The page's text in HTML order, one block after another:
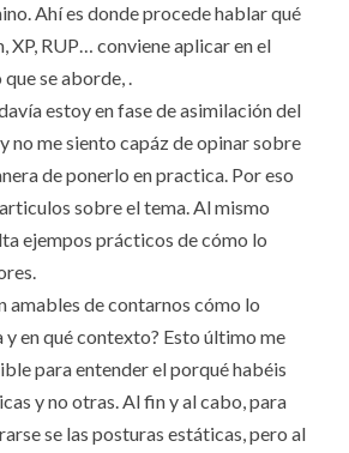
Ahí es donde procede hablar qué
XP, RUP… conviene aplicar en el
se aborde, .
estoy en fase de asimilación del
no me siento capáz de opinar sobre
de ponerlo en practica. Por eso
sobre el tema. Al mismo
ejempos prácticos de cómo lo
amables de contarnos cómo lo
y en qué contexto? Esto último me
para entender el porqué habéis
y no otras. Al fin y al cabo, para
se las posturas estáticas, pero al